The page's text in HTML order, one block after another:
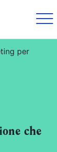
per
che